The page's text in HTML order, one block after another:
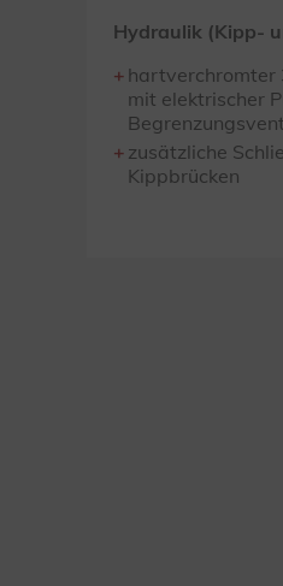
Hydraulik (Kipp-
hartverchromter
mit elektrischer
zusätzliche
Kippbrücken